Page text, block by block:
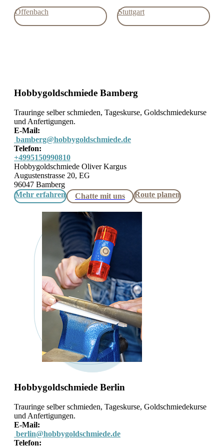
Offenbach Stuttgart
Hobbygoldschmiede Bamberg
Trauringe selber schmieden, Tageskurse, Goldschmiedekurse
und Anfertigungen.
E-Mail:
bamberg@hobbygoldschmiede.de
Telefon:
+4995150990810
Hobbygoldschmiede Oliver Kargus
Augustenstrasse 20, EG
96047 Bamberg
Mehr erfahren
Chatte mit uns Route planen
Hobbygoldschmiede Berlin
Trauringe selber schmieden, Tageskurse, Goldschmiedekurse
und Anfertigungen.
E-Mail:
berlin@hobbygoldschmiede.de
Telefon: